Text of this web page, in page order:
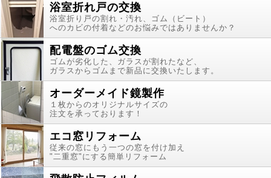
浴室折れ戸の交換
浴室折り戸の割れ・汚れ、ゴム（ビート）
へのカビの付着などのお悩みではありませんか？
配電盤のゴム交換
ゴムが劣化した、ガラスが割れたなど、
ガラスからゴムまで新品に交換いたします。
オーダーメイド鏡製作
１枚からのオリジナルサイズの
注文を承っております！
エコ窓リフォーム
従来の窓にもう一つの窓を付け加え
"二重窓"にする簡単リフォーム